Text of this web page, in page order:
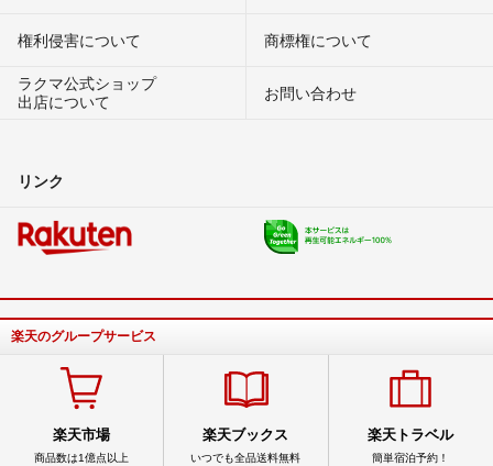
権利侵害について
商標権について
ラクマ公式ショップ
出店について
お問い合わせ
リンク
楽天のグループサービス
楽天市場
商品数は1億点以上
楽天ブックス
いつでも全品送料無料
楽天トラベル
簡単宿泊予約！